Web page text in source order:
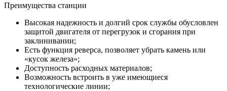
Преимущества станции
Высокая надежность и долгий срок службы обусловлен
защитой двигателя от перегрузок и сгорания при
заклинивании;
Есть функция реверса, позволяет убрать камень или
«кусок железа»;
Доступность расходных материалов;
Возможность встроить в уже имеющиеся
технологические линии;